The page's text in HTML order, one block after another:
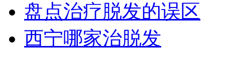
盘点治疗脱发的误区
西宁哪家治脱发